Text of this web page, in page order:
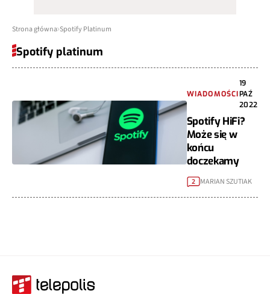
Strona główna Spotify Platinum
Spotify platinum
WIADOMOŚCI
19
PAŹ
2022
Spotify HiFi?
Może się w
końcu
doczekamy
2 MARIAN SZUTIAK